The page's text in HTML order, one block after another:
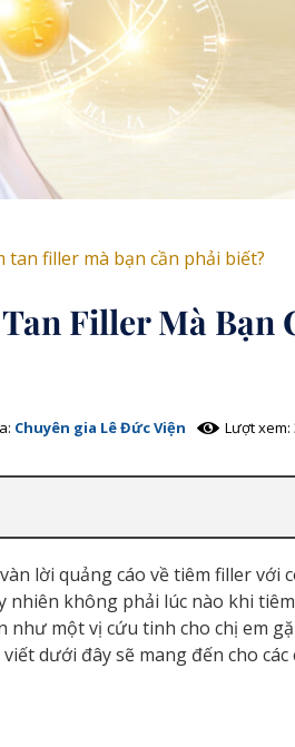
tan filler mà bạn cần phải biết?
Filler Mà Bạn
Chuyên gia Lê Đức Viện Lượt xem:
lời quảng cáo về tiêm filler với
nhiên không phải lúc nào khi
một vị cứu tinh cho chị em
dưới đây sẽ mang đến cho